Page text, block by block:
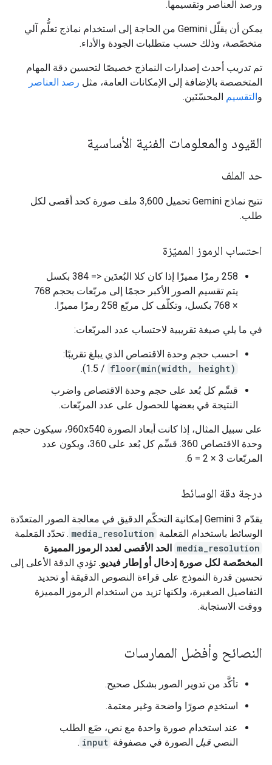
ورصد العناصر وتقسيمها.
يمكن أن يقلّل Gemini من الحاجة إلى استخدام نماذج تعلُّم آلي
متخصّصة، وذلك حسب متطلبات الجودة والأداء.
تم تدريب أحدث إصدارات النماذج خصيصًا لتحسين دقة المهام
المتخصصة بالإضافة إلى الإمكانات العامة، مثل رصد العناصر
والتقسيم المحسّنَين.
القيود والمعلومات الفنية الأساسية
حد الملف
تتيح نماذج Gemini تحميل 3,600 ملف صورة كحد أقصى لكل
طلب.
احتساب الرموز المميّزة
‫258 رمزًا مميزًا إذا كان كلا البُعدَين <= 384 بكسل
يتم تقسيم الصور الأكبر حجمًا إلى مربّعات بحجم 768
× 768 بكسل، وتكلّف كل مربّع 258 رمزًا مميزًا.
في ما يلي صيغة تقريبية لاحتساب عدد المربّعات:
احسب حجم وحدة الاقتصاص الذي يبلغ تقريبًا:
floor(min(width, height)
/ 1.5).
قسِّم كل بُعد على حجم وحدة الاقتصاص واضرب
النتيجة في بعضها للحصول على عدد المربّعات.
على سبيل المثال، إذا كانت أبعاد الصورة 960x540، سيكون حجم
وحدة الاقتصاص 360. قسِّم كل بُعد على 360، ويكون عدد
المربّعات 3 × 2 = 6.
درجة دقة الوسائط
يقدّم Gemini 3 إمكانية التحكّم الدقيق في معالجة الصور المتعدّدة
الوسائط باستخدام المَعلمة media_resolution . تحدّد المَعلمة
media_resolution الحد الأقصى لعدد الرموز المميزة
المخصّصة لكل صورة إدخال أو إطار فيديو. تؤدي الدقة الأعلى إلى
تحسين قدرة النموذج على قراءة النصوص الدقيقة أو تحديد
التفاصيل الصغيرة، ولكنها تزيد من استخدام الرموز المميزة
ووقت الاستجابة.
النصائح وأفضل الممارسات
تأكَّد من تدوير الصور بشكل صحيح.
استخدِم صورًا واضحة وغير معتمة.
عند استخدام صورة واحدة مع نص، ضَع الطلب
النصي قبل الصورة في مصفوفة input
.